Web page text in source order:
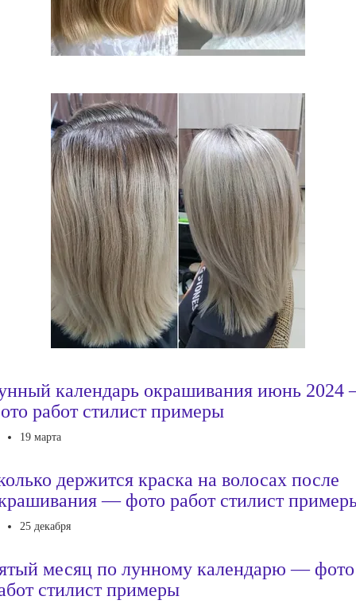
календарь окрашивания июнь
работ стилист примеры
19 марта
держится краска на волосах после
— фото работ стилист
25 декабря
месяц по лунному календарю — фото
стилист примеры